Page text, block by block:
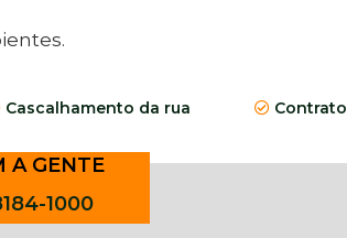
Cascalhamento da rua Contrato
A GENTE
1000